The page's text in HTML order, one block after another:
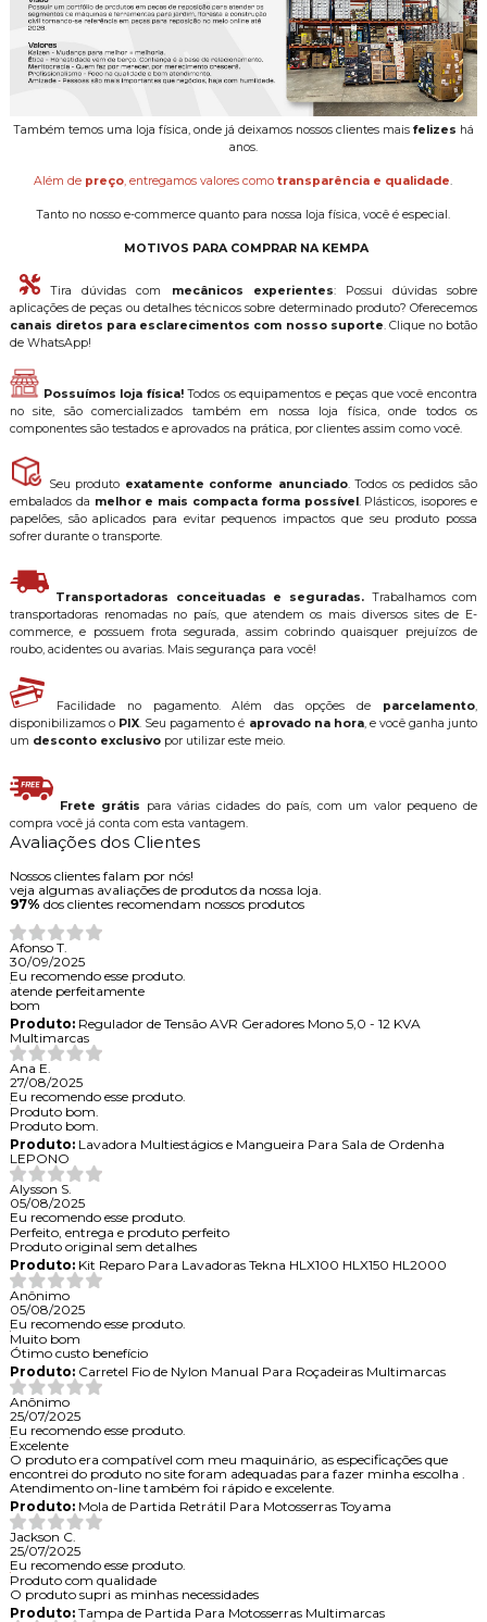
Também temos uma loja física, onde já deixamos nossos clientes mais felizes há
anos.
Além de preço, entregamos valores comotransparência e qualidade.
Tanto no nosso e-commerce quanto para nossa loja física, você é especial.
MOTIVOS PARA COMPRAR NA KEMPA
Tira dúvidas com mecânicos experientes: Possui dúvidas sobre
aplicações de peças ou detalhes técnicos sobre determinado produto? Oferecemos
canais diretos para esclarecimentos com nosso suporte. Clique no botão
de WhatsApp!
Possuímos loja física!Todos os equipamentos e peças que você encontra
no site, são comercializados também em nossa loja física, onde todos os
componentes são testados e aprovados na prática, por clientes assim como você.
Seu produto exatamente conforme anunciado. Todos os pedidos são
embalados da melhor e mais compacta forma possível. Plásticos, isopores e
papelões, são aplicados para evitar pequenos impactos que seu produto possa
sofrer durante o transporte.
Transportadoras conceituadas e seguradas. Trabalhamos com
transportadoras renomadas no país, que atendem os mais diversos sites de E-
commerce, e possuem frota segurada, assim cobrindo quaisquer prejuízos de
roubo, acidentes ou avarias. Mais segurança para você!
Facilidade no pagamento. Além das opções de parcelamento,
disponibilizamos o PIX. Seu pagamento é aprovado na hora, e você ganha junto
um desconto exclusivopor utilizar este meio.
Frete grátis para várias cidades do país, com um valor pequeno de
compra você já conta com esta vantagem.
Avaliações dos Clientes
Nossos clientes falam por nós!
veja algumas avaliações de produtos da nossa loja.
97% dos clientes recomendam nossos produtos
Afonso T.
30/09/2025
Eu recomendo esse produto.
atende perfeitamente
bom
Produto:Regulador de Tensão AVR Geradores Mono 5,0 - 12 KVA
Multimarcas
Ana E.
27/08/2025
Eu recomendo esse produto.
Produto bom.
Produto bom.
Produto:Lavadora Multiestágios e Mangueira Para Sala de Ordenha
LEPONO
Alysson S.
05/08/2025
Eu recomendo esse produto.
Perfeito, entrega e produto perfeito
Produto original sem detalhes
Produto:Kit Reparo Para Lavadoras Tekna HLX100 HLX150 HL2000
Anônimo
05/08/2025
Eu recomendo esse produto.
Muito bom
Ótimo custo benefício
Produto:Carretel Fio de Nylon Manual Para Roçadeiras Multimarcas
Anônimo
25/07/2025
Eu recomendo esse produto.
Excelente
O produto era compatível com meu maquinário, as especificações que
encontrei do produto no site foram adequadas para fazer minha escolha .
Atendimento on-line também foi rápido e excelente.
Produto:Mola de Partida Retrátil Para Motosserras Toyama
Jackson C.
25/07/2025
Eu recomendo esse produto.
Produto com qualidade
O produto supri as minhas necessidades
Produto:Tampa de Partida Para Motosserras Multimarcas